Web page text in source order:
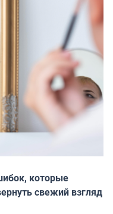
которые
свежий взгляд